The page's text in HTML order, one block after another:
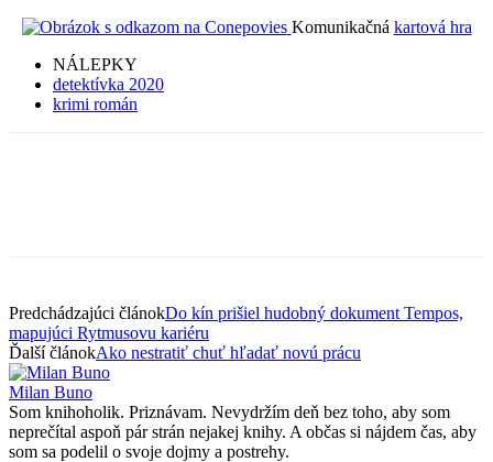
Komunikačná kartová hra
NÁLEPKY
detektívka 2020
krimi román
Predchádzajúci článokDo kín prišiel hudobný dokument Tempos,
mapujúci Rytmusovu kariéru
Ďalší článokAko nestratiť chuť hľadať novú prácu
Milan Buno
Som knihoholik. Priznávam. Nevydržím deň bez toho, aby som
neprečítal aspoň pár strán nejakej knihy. A občas si nájdem čas, aby
som sa podelil o svoje dojmy a postrehy.